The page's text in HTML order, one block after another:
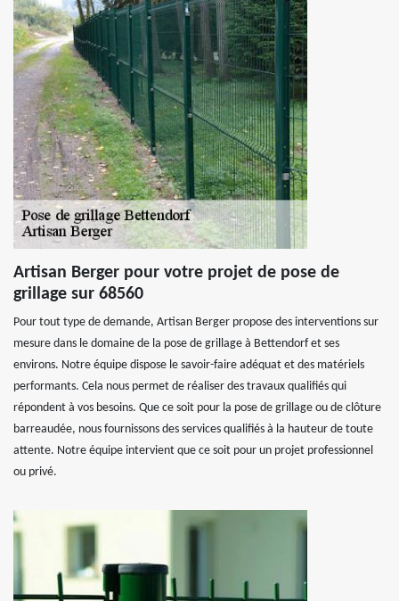
Artisan Berger pour votre projet de pose de
grillage sur 68560
Pour tout type de demande, Artisan Berger propose des interventions sur
mesure dans le domaine de la pose de grillage à Bettendorf et ses
environs. Notre équipe dispose le savoir-faire adéquat et des matériels
performants. Cela nous permet de réaliser des travaux qualifiés qui
répondent à vos besoins. Que ce soit pour la pose de grillage ou de clôture
barreaudée, nous fournissons des services qualifiés à la hauteur de toute
attente. Notre équipe intervient que ce soit pour un projet professionnel
ou privé.